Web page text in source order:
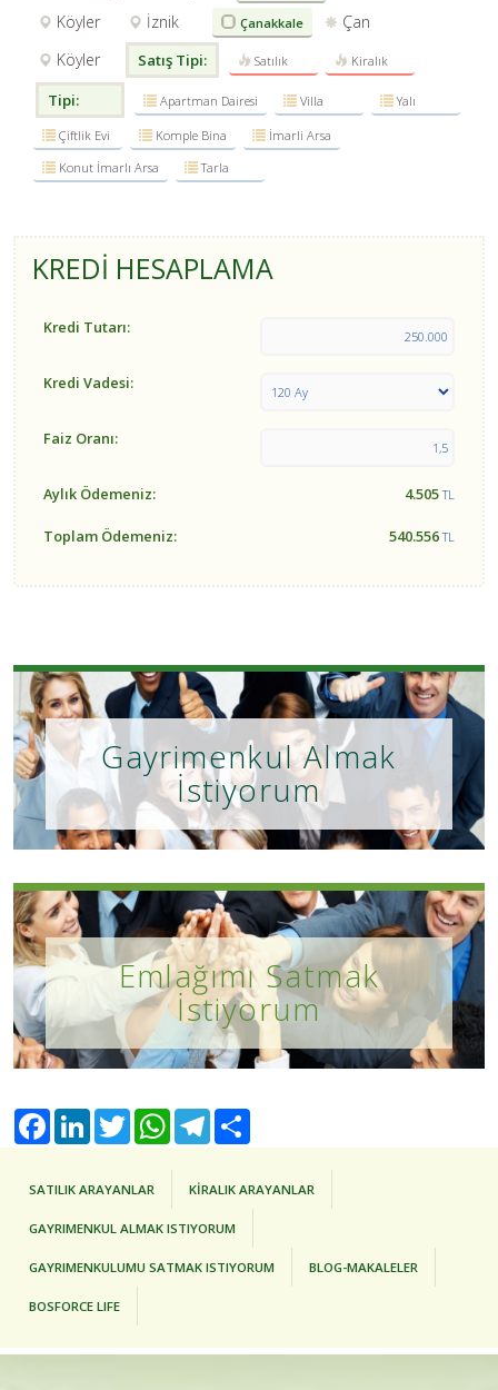
Köyler
İznik Çanakkale
Çan
Köyler
Satış Tipi: Satılık Kiralık
Tipi: Apartman Dairesi Villa Yalı
Çiftlik Evi Komple Bina
İmarli Arsa
Konut İmarlı Arsa
Tarla
KREDİ HESAPLAMA
Kredi Tutarı:
Kredi Vadesi:
Faiz Oranı:
Aylık Ödemeniz: 4.505TL
Toplam Ödemeniz: 540.556TL
Gayrimenkul Almak
İstiyorum
Emlağımı Satmak
İstiyorum
SATILIK ARAYANLAR KİRALIK ARAYANLAR
GAYRIMENKUL ALMAK ISTIYORUM
GAYRIMENKULUMU SATMAK ISTIYORUM BLOG-MAKALELER
BOSFORCE LIFE
FacebookLinkedInTwitter WhatsAppTelegram